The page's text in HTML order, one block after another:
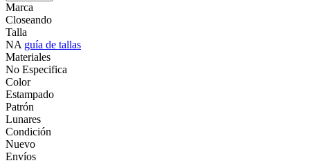
Marca
Closeando
Talla
NA guía de tallas
Materiales
No Especifica
Color
Estampado
Patrón
Lunares
Condición
Nuevo
Envíos